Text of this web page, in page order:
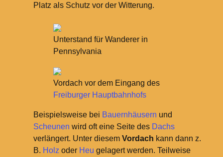
Platz als Schutz vor der Witterung.
Unterstand für Wanderer in
Pennsylvania
Vordach vor dem Eingang des
Freiburger Hauptbahnhofs
Beispielsweise bei Bauernhäusern und
Scheunen wird oft eine Seite des Dachs
verlängert. Unter diesem Vordach kann dann z.
B. Holz oder Heu gelagert werden. Teilweise